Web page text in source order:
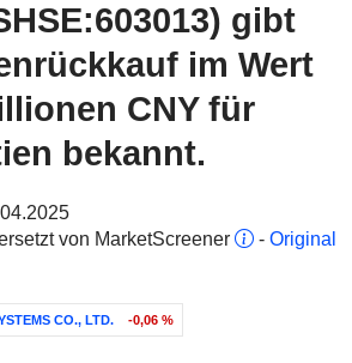
gibt
im Wert
CNY für
bekannt.
von MarketScreener
- Original
CO., LTD. -0,06 %